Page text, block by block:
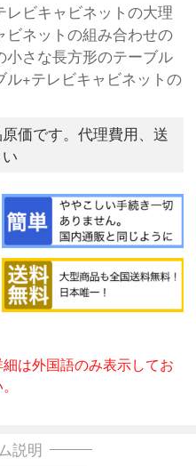
ビキャビネットの大理
ネットの組み合わせの
さな長方形のテーブル
+テレビキャビネットの
価です。代理費用、送
は外国語のみ表示してお
説明